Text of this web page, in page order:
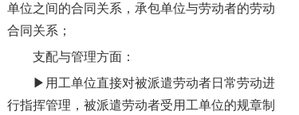
单位之间的合同关系，承包单位与劳动者的劳动
合同关系；
支配与管理方面：
▶用工单位直接对被派遣劳动者日常劳动进
行指挥管理，被派遣劳动者受用工单位的规章制